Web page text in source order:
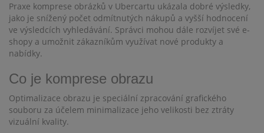
Praxe komprese obrázků v Ubercartu ukázala dobré výsledky,
jako je snížený počet odmítnutých nákupů a vyšší hodnocení
ve výsledcích vyhledávání. Správci mohou dále rozvíjet své e-
shopy a umožnit zákazníkům využívat nové produkty a
nabídky.
Co je komprese obrazu
Optimalizace obrazu je speciální zpracování grafického
souboru za účelem minimalizace jeho velikosti bez ztráty
vizuální kvality.